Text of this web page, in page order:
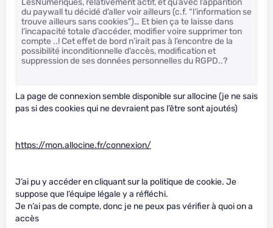
LesNumeriques, relativement actif, et qu’avec l’apparition
du paywall tu décidé d’aller voir ailleurs (c.f. “l’information se
trouve ailleurs sans cookies”)… Et bien ça te laisse dans
l’incapacité totale d’accéder, modifier voire supprimer ton
compte ..! Cet effet de bord n’irait pas à l’encontre de la
possibilité inconditionnelle d’accès, modification et
suppression de ses données personnelles du RGPD..?
La page de connexion semble disponible sur allocine (je ne sais
pas si des cookies qui ne devraient pas l’être sont ajoutés)
https://mon.allocine.fr/connexion/
J’ai pu y accéder en cliquant sur la politique de cookie. Je
suppose que l’équipe légale y a réfléchi.
Je n’ai pas de compte, donc je ne peux pas vérifier à quoi on a
accès